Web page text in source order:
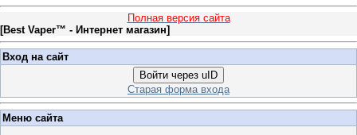
Полная версия сайта
[Best Vaper™ - Интернет магазин]
Вход на сайт
Войти через uID
Старая форма входа
Меню сайта